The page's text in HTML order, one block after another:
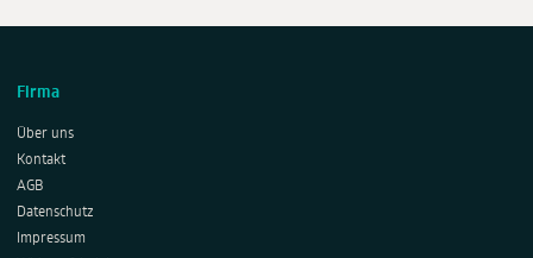
Firma
Über uns
Kontakt
AGB
Datenschutz
Impressum